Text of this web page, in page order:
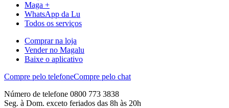
Maga +
WhatsApp da Lu
Todos os serviços
Comprar na loja
Vender no Magalu
Baixe o aplicativo
Compre pelo telefoneCompre pelo chat
Número de telefone 0800 773 3838
Seg. à Dom. exceto feriados das 8h às 20h